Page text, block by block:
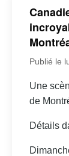
Publié le
Une
de
Détails